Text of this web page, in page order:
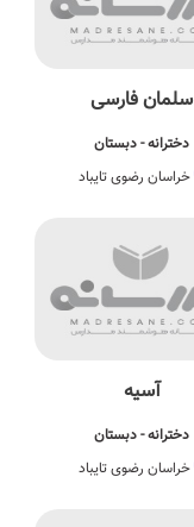
سلمان فارسی
دخترانه - دبستان
خراسان رضوی تایباد
آسیه
دخترانه - دبستان
خراسان رضوی تایباد